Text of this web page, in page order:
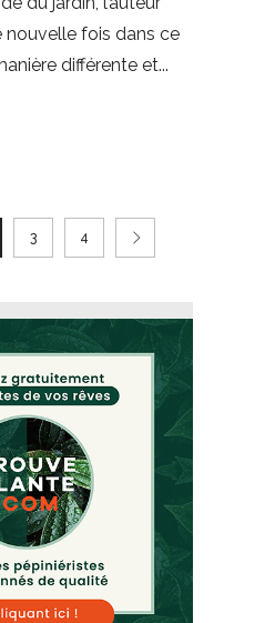
nouvelle fois dans ce
différente et
3 4